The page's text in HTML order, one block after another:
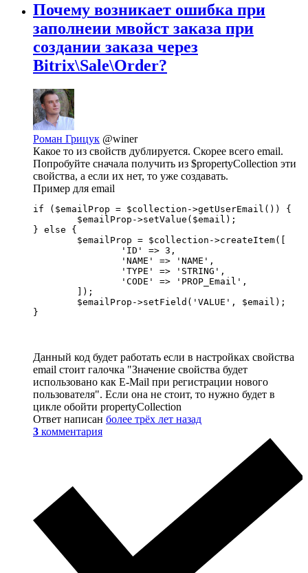
Почему возникает ошибка при
заполнеии мвойст заказа при
создании заказа через
Bitrix\Sale\Order?
Роман Грицук @winer
Какое то из свойств дублируется. Скорее всего email.
Попробуйте сначала получить из $propertyCollection эти
свойства, а если их нет, то уже создавать.
Пример для email
if ($emailProp = $collection->getUserEmail()) {
} else {
}
Данный код будет работать если в настройках свойства
email стоит галочка "Значение свойства будет
использовано как E-Mail при регистрации нового
пользователя". Если она не стоит, то нужно будет в
цикле обойти propertyCollection
Ответ написан более трёх лет назад
3 комментария